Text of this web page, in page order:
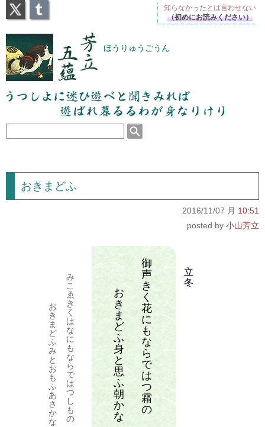
芳立五蘊 ほうりゅうごうん
うつしよに迷ひ遊べと聞きみれば遊ばれ暮るるわが
身なりけり
おきまどふ
2016/11/07 月 10:51
小山芳立
立
冬
御
声
き
く
花
に
も
な
ら
で
は
つ
霜
の
お
き
ま
ど
ふ
身
と
思
ふ
朝
か
な
み
こ
ゑ
き
く
は
な
に
も
な
ら
で
は
つ
し
も
の
お
き
ま
ど
ふ
み
と
お
も
ふ
あ
さ
か
な
知らなかったとは言わせない
（初めにお読みください）
X Tumblr